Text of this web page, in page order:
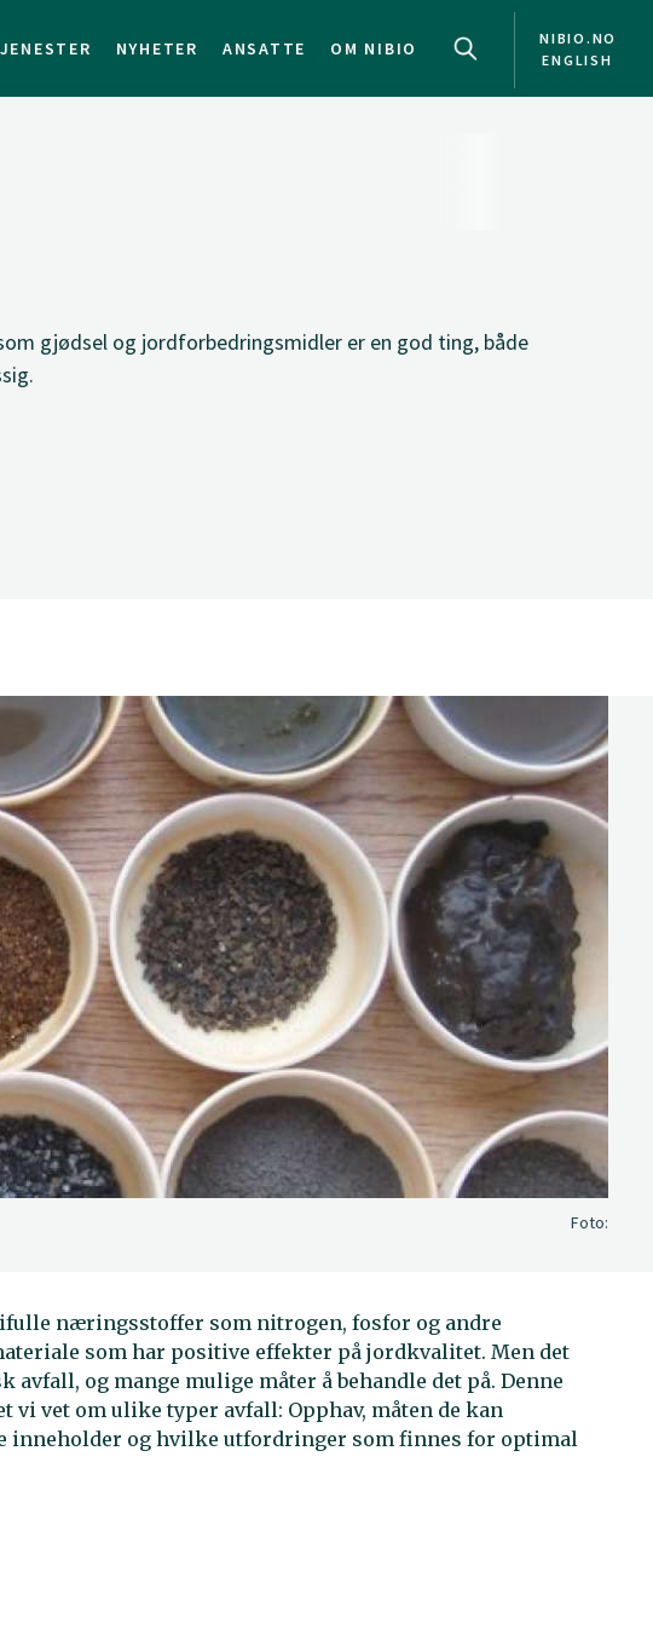
NYHETER ANSATTE OM NIBIO
NIBIO.NO
ENGLISH
gjødsel og jordforbedringsmidler er en god ting, både
Foto:
næringsstoffer som nitrogen, fosfor og andre
som har positive effekter på jordkvalitet. Men det
avfall, og mange mulige måter å behandle det på. Denne
vi vet om ulike typer avfall: Opphav, måten de kan
inneholder og hvilke utfordringer som finnes for optimal